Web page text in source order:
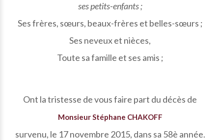
ses petits-enfants ;
Ses frères, sœurs, beaux-frères et belles-sœurs ;
Ses neveux et nièces,
Toute sa famille et ses amis ;
Ont la tristesse de vous faire part du décès de
Monsieur Stéphane CHAKOFF
survenu, le 17 novembre 2015, dans sa 58è année.